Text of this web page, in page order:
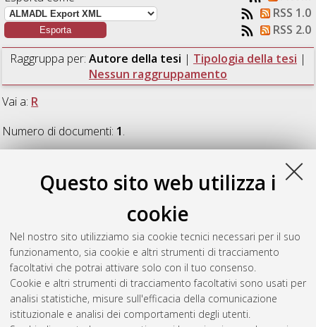
Questo sito web utilizza i
cookie
Nel nostro sito utilizziamo sia cookie tecnici necessari per il suo
funzionamento, sia cookie e altri strumenti di tracciamento
facoltativi che potrai attivare solo con il tuo consenso.
Cookie e altri strumenti di tracciamento facoltativi sono usati per
analisi statistiche, misure sull'efficacia della comunicazione
istituzionale e analisi dei comportamenti degli utenti.
RSS 1.0
RSS 2.0
Raggruppa per: Autore della tesi | Tipologia della tesi |
Nessun raggruppamento
Vai a: R
Numero di documenti: 1.
Standardizzazione delle procedure di
interdipendenze aziendali. Il caso Neri SPA. [Laurea
magistrale], Università di Bologna, Corso di Studio in
Ingegneria gestionale [LM-DM270], Documento full-text non
disponibile